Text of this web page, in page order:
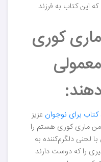
کتاب به فرزند
کوری
برای نوجوان عزیز
ماری کوری هستم را
لحنی دلگرم‌کننده به
را که دوست دارند